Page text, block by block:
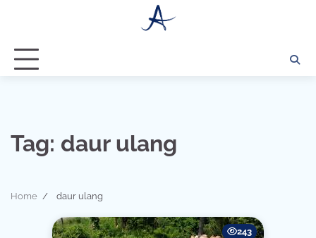
Tag: daur ulang
Home daur ulang
243